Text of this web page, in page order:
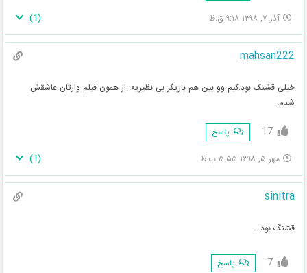
آذر ۷, ۱۳۹۸ ۹:۱۸ ق.ظ (
1
)
mahsan222
خیلی قشنگ بود.کیم وو بین هم بازیگر بی نظیریه. از همون فیلم وارثان عاشقش
شدم.
17 پاسخ
مهر ۵, ۱۳۹۸ ۵:۵۵ ب.ظ (
1
)
sinitra
قشنگ بود….
7 پاسخ